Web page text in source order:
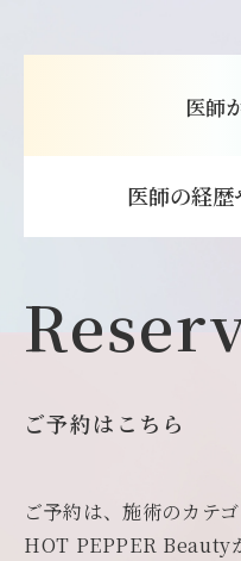
医師
医師の経歴
ご予約はこちら
ご予約は、施術のカテ
HOT PEPPER Beauty